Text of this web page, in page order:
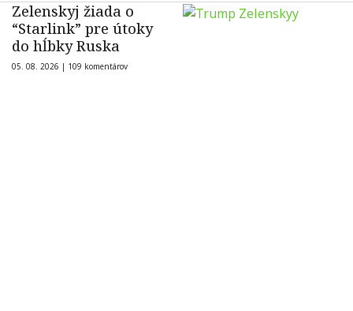
Zelenskyj žiada o
“Starlink” pre útoky
do hĺbky Ruska
05. 08. 2026 | 109 komentárov